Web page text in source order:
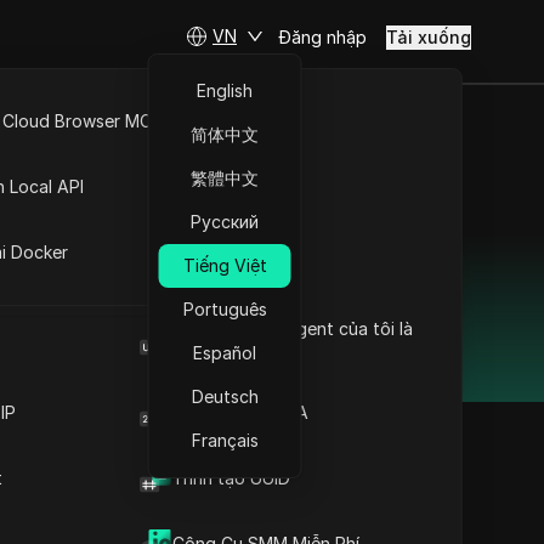
Browser User Agent của tôi là
Trình tạo mã 2FA
Trình tạo UUID
Browser MCP
Local API
Docker
VN
English
简体中文
繁體中文
Русский
Tiếng Việt
Português
Español
Deutsch
Français
Đăng nhập Tải xuống
tin cậy và
dàng quản lý nhiều tài
định mà không gặp sự